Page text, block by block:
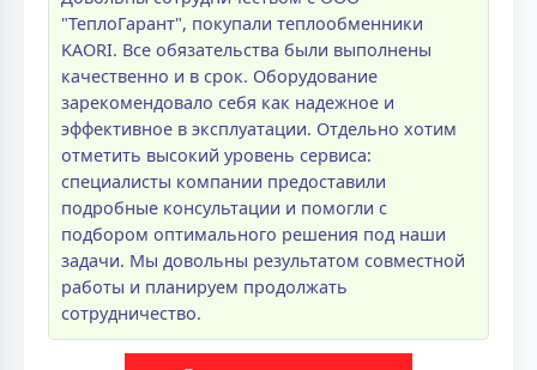
"ТеплоГарант", покупали теплообменники
KAORI. Все обязательства были выполнены
качественно и в срок. Оборудование
зарекомендовало себя как надежное и
эффективное в эксплуатации. Отдельно хотим
отметить высокий уровень сервиса:
специалисты компании предоставили
подробные консультации и помогли с
подбором оптимального решения под наши
задачи. Мы довольны результатом совместной
работы и планируем продолжать
сотрудничество.